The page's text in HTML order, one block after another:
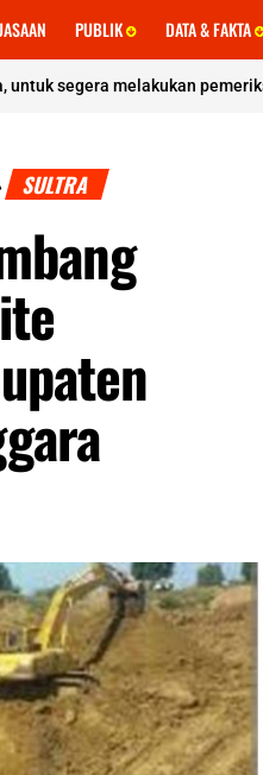
PUBLIK DATA & FAKTA
melakukan
SULTRA